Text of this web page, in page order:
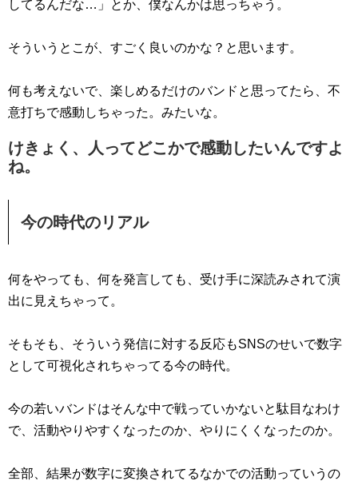
してるんだな…」とか、僕なんかは思っちゃう。
そういうとこが、すごく良いのかな？と思います。
何も考えないで、楽しめるだけのバンドと思ってたら、不
意打ちで感動しちゃった。みたいな。
けきょく、人ってどこかで感動したいんですよ
ね。
今の時代のリアル
何をやっても、何を発言しても、受け手に深読みされて演
出に見えちゃって。
そもそも、そういう発信に対する反応もSNSのせいで数字
として可視化されちゃってる今の時代。
今の若いバンドはそんな中で戦っていかないと駄目なわけ
で、活動やりやすくなったのか、やりにくくなったのか。
全部、結果が数字に変換されてるなかでの活動っていうの